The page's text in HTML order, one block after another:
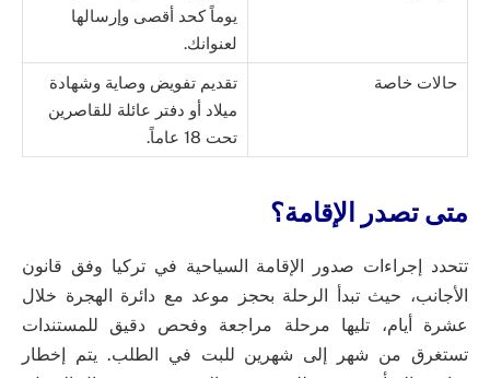
يوماً كحد أقصى وإرسالها
لعنوانك.
حالات خاصة
تقديم تفويض وصاية وشهادة
ميلاد أو دفتر عائلة للقاصرين
تحت 18 عاماً.
متى تصدر الإقامة؟
تتحدد إجراءات صدور الإقامة السياحية في تركيا وفق قانون
الأجانب، حيث تبدأ الرحلة بحجز موعد مع دائرة الهجرة خلال
عشرة أيام، تليها مرحلة مراجعة وفحص دقيق للمستندات
تستغرق من شهر إلى شهرين للبت في الطلب. يتم إخطار